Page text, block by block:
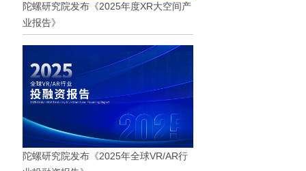
陀螺研究院发布《2025年度XR大空间产
业报告》
陀螺研究院发布《2025年全球VR/AR行